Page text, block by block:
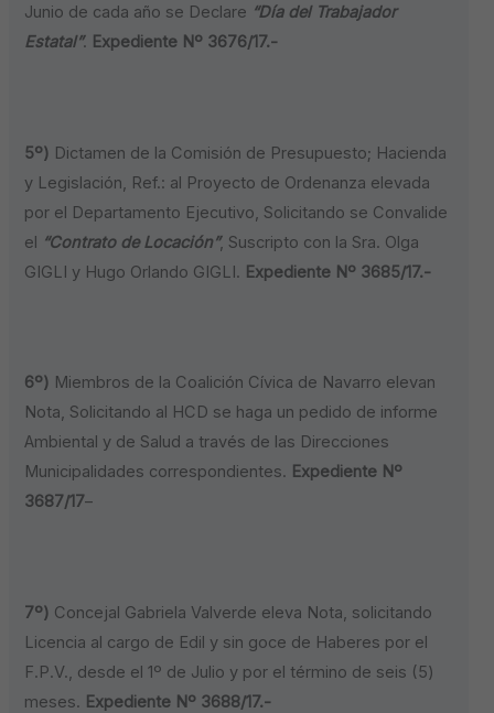
Junio de cada año se Declare “Día del Trabajador
Estatal”. Expediente Nº 3676/17.-
5º) Dictamen de la Comisión de Presupuesto; Hacienda
y Legislación, Ref.: al Proyecto de Ordenanza elevada
por el Departamento Ejecutivo, Solicitando se Convalide
el “Contrato de Locación”, Suscripto con la Sra. Olga
GIGLI y Hugo Orlando GIGLI. Expediente Nº 3685/17.-
6º) Miembros de la Coalición Cívica de Navarro elevan
Nota, Solicitando al HCD se haga un pedido de informe
Ambiental y de Salud a través de las Direcciones
Municipalidades correspondientes. Expediente Nº
3687/17–
7º) Concejal Gabriela Valverde eleva Nota, solicitando
Licencia al cargo de Edil y sin goce de Haberes por el
F.P.V., desde el 1º de Julio y por el término de seis (5)
meses. Expediente Nº 3688/17.-